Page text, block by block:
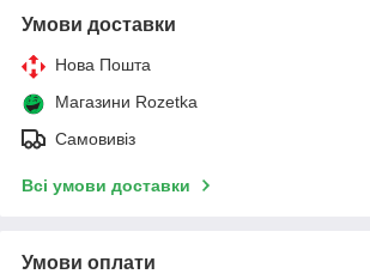
Умови доставки
Нова Пошта
Магазини Rozetka
Самовивіз
Всі умови доставки
Умови оплати